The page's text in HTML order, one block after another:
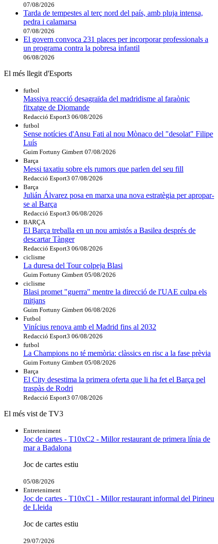
07/08/2026
Tarda de tempestes al terç nord del país, amb pluja intensa,
pedra i calamarsa
07/08/2026
El govern convoca 231 places per incorporar professionals a
un programa contra la pobresa infantil
06/08/2026
El més llegit d'Esports
futbol
Massiva reacció desagraïda del madridisme al faraònic
fitxatge de Diomande
Redacció Esport3 06/08/2026
futbol
Sense notícies d'Ansu Fati al nou Mònaco del "desolat" Filipe
Luís
Guim Fortuny Gimbert 07/08/2026
Barça
Messi taxatiu sobre els rumors que parlen del seu fill
Redacció Esport3 07/08/2026
Barça
Julián Álvarez posa en marxa una nova estratègia per apropar-
se al Barça
Redacció Esport3 06/08/2026
BARÇA
El Barça treballa en un nou amistós a Basilea després de
descartar Tànger
Redacció Esport3 06/08/2026
ciclisme
La duresa del Tour colpeja Blasi
Guim Fortuny Gimbert 05/08/2026
ciclisme
Blasi promet "guerra" mentre la direcció de l'UAE culpa els
mitjans
Guim Fortuny Gimbert 06/08/2026
Futbol
Vinícius renova amb el Madrid fins al 2032
Redacció Esport3 06/08/2026
futbol
La Champions no té memòria: clàssics en risc a la fase prèvia
Guim Fortuny Gimbert 05/08/2026
Barça
El City desestima la primera oferta que li ha fet el Barça pel
traspàs de Rodri
Redacció Esport3 07/08/2026
El més vist de TV3
Entreteniment
Joc de cartes - T10xC2 - Millor restaurant de primera línia de
mar a Badalona
Joc de cartes estiu
05/08/2026
Entreteniment
Joc de cartes - T10xC1 - Millor restaurant informal del Pirineu
de Lleida
Joc de cartes estiu
29/07/2026